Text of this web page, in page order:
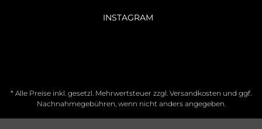
INSTAGRAM
* Alle Preise inkl. gesetzl. Mehrwertsteuer zzgl. Versandkosten und ggf.
Nachnahmegebühren, wenn nicht anders angegeben.